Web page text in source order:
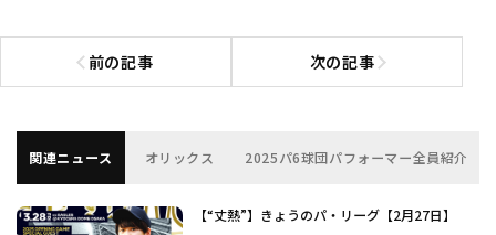
前の記事
前の記事へ 次の記事次の記事へ
関連ニュース オリックス 2025パ6球団パフォーマー全員紹介
【“丈熱”】きょうのパ・リーグ【2月27日】